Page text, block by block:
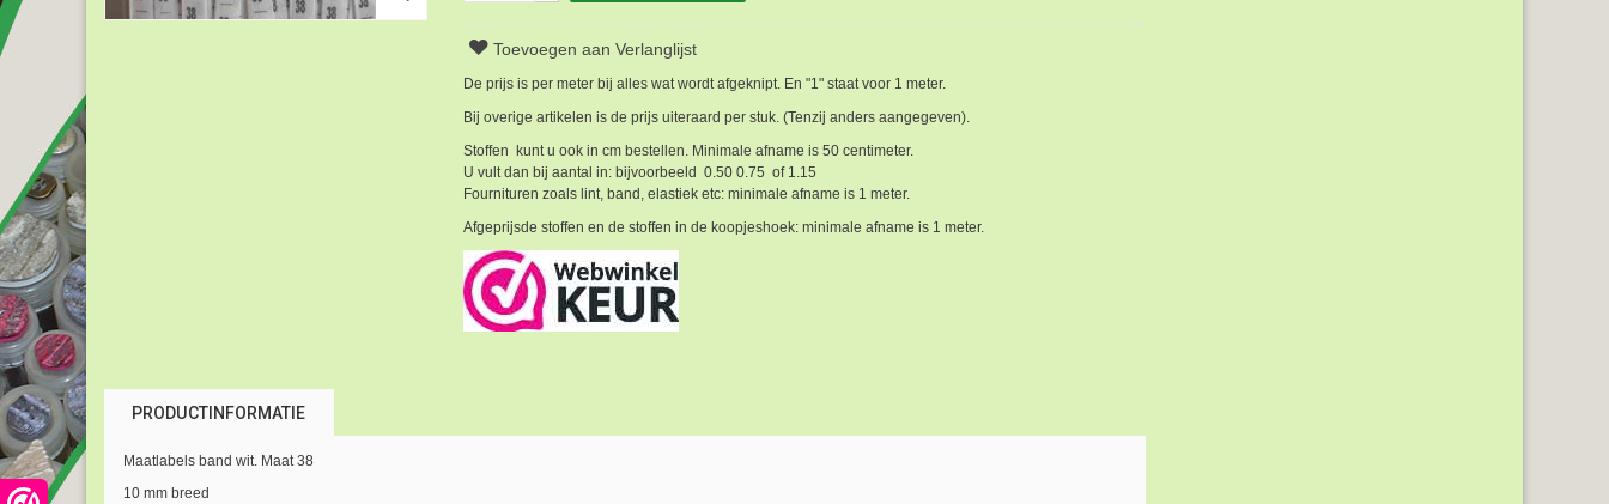
Toevoegen aan Verlanglijst
De prijs is per meter bij alles wat wordt afgeknipt. En "1" staat voor 1 meter.
Bij overige artikelen is de prijs uiteraard per stuk. (Tenzij anders aangegeven).
Stoffen kunt u ook in cm bestellen. Minimale afname is 50 centimeter.
U vult dan bij aantal in: bijvoorbeeld 0.50 0.75 of 1.15
Fournituren zoals lint, band, elastiek etc: minimale afname is 1 meter.
Afgeprijsde stoffen en de stoffen in de koopjeshoek: minimale afname is 1 meter.
PRODUCTINFORMATIE
Maatlabels band wit. Maat 38
10 mm breed